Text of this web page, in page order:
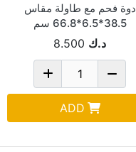
دوة فحم مع طاولة مقاس
38.5*6.5*66.8 سم
B30003د.ك 8.500
ADD